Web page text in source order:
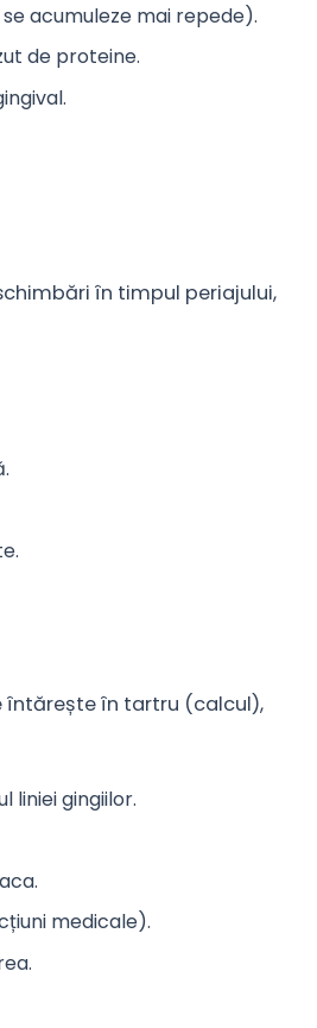
acumuleze mai repede).
de proteine.
în timpul periajului,
întărește în tartru (calcul),
liniei gingiilor.
medicale).